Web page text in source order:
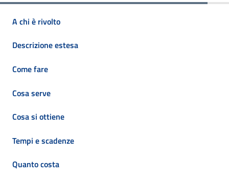
A chi è rivolto
Descrizione estesa
Come fare
Cosa serve
Cosa si ottiene
Tempi e scadenze
Quanto costa